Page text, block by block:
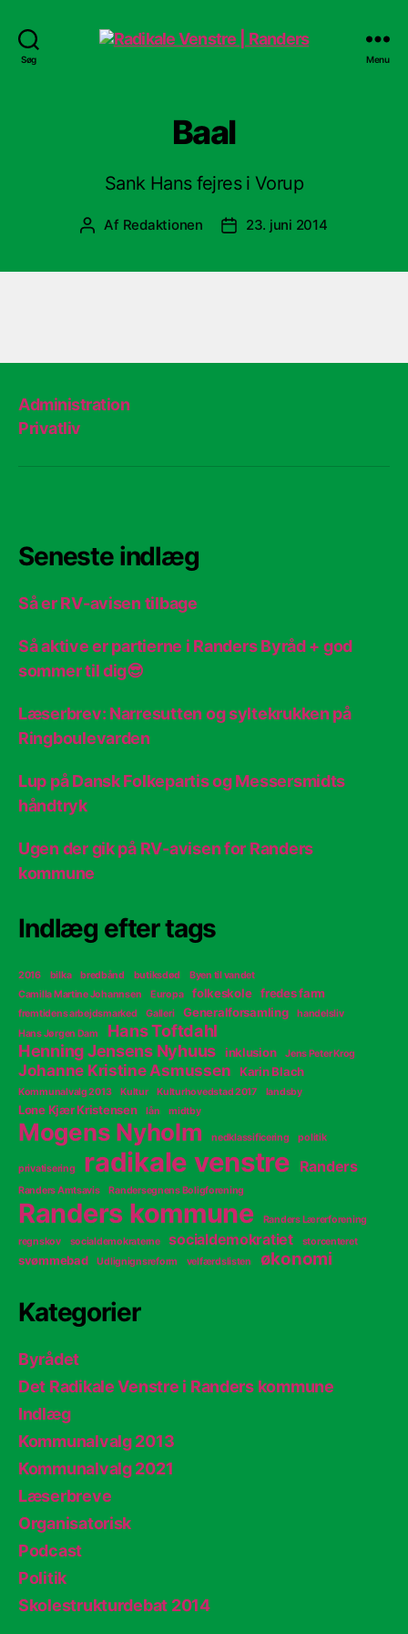
Søg
Randers
Menu
Baal
Sank Hans fejres i Vorup
Indlægsforfatter
Af Redaktionen Indlægsdato
23. juni 2014
Administration
Privatliv
Seneste indlæg
Så er RV-avisen tilbage
Så aktive er partierne i Randers Byråd + god
sommer til dig😎
Læserbrev: Narresutten og syltekrukken på
Ringboulevarden
Lup på Dansk Folkepartis og Messersmidts
håndtryk
Ugen der gik på RV-avisen for Randers
kommune
Indlæg efter tags
2016 bilka bredbånd butiksdød
Byen til vandet
Camilla Martine Johannsen
Europa folkeskole fredes farm
fremtidens arbejdsmarked Galleri Generalforsamling
handelsliv
Hans Jørgen Dam
Hans Toftdahl
Henning Jensens Nyhuus
inklusion Jens Peter Krog
Johanne Kristine Asmussen Karin Blach
Kommunalvalg 2013 Kultur Kulturhovedstad 2017 landsby
Lone Kjær Kristensen lån midtby
Mogens Nyholm nedklassificering politik
privatisering radikale venstre Randers
Randers Amtsavis Randersegnens Boligforening
Randers kommune
Randers Lærerforening
regnskov
socialdemokraterne socialdemokratiet storcenteret
svømmebad Udlignignsreform velfærdslisten økonomi
Kategorier
Byrådet
Det Radikale Venstre i Randers kommune
Indlæg
Kommunalvalg 2013
Kommunalvalg 2021
Læserbreve
Organisatorisk
Podcast
Politik
Skolestrukturdebat 2014